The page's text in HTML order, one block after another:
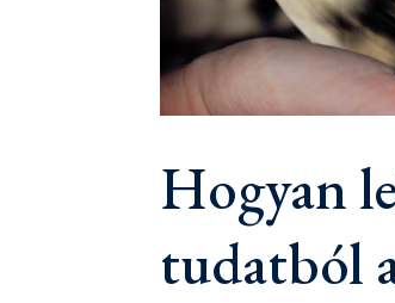
Hogyan
tudatból